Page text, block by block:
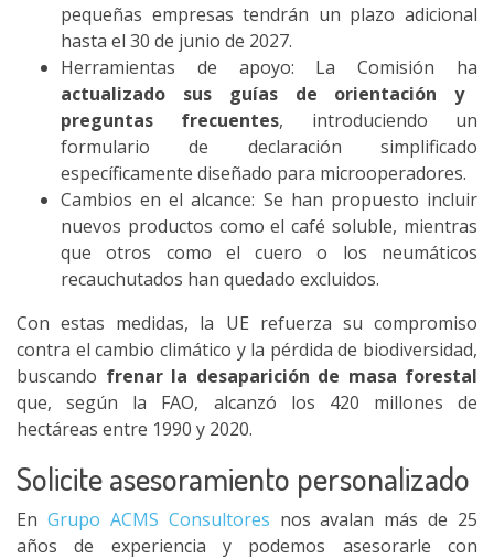
pequeñas empresas tendrán un plazo adicional
hasta el 30 de junio de 2027.
Herramientas de apoyo: La Comisión ha
actualizado sus guías de orientación y
preguntas frecuentes, introduciendo un
formulario de declaración simplificado
específicamente diseñado para microoperadores.
Cambios en el alcance: Se han propuesto incluir
nuevos productos como el café soluble, mientras
que otros como el cuero o los neumáticos
recauchutados han quedado excluidos.
Con estas medidas, la UE refuerza su compromiso
contra el cambio climático y la pérdida de biodiversidad,
buscando frenar la desaparición de masa forestal
que, según la FAO, alcanzó los 420 millones de
hectáreas entre 1990 y 2020.
Solicite asesoramiento personalizado
En Grupo ACMS Consultores nos avalan más de 25
años de experiencia y podemos asesorarle con